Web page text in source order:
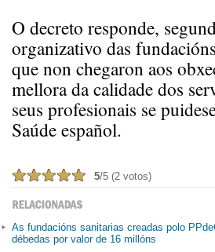
O decreto responde,
organizativo das
que non chegaron aos
mellora da calidade dos
seus profesionais se
Saúde español.
5/5 (2 votos)
As fundacións sanitarias creadas polo
débedas por valor de 16 millóns